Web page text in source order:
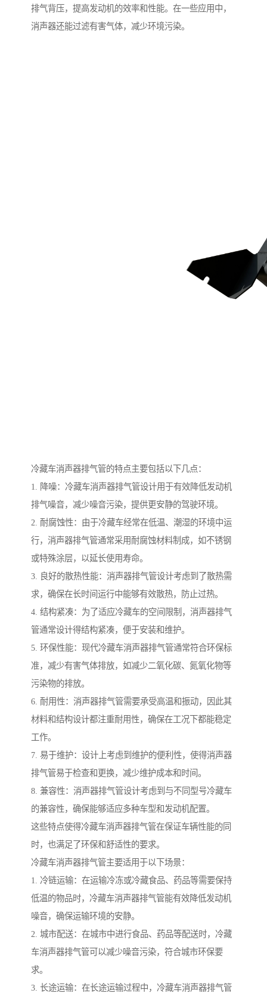
排气背压，提高发动机的效率和性能。在一些应用中，
消声器还能过滤有害气体，减少环境污染。
冷藏车消声器排气管的特点主要包括以下几点：
1. 降噪：冷藏车消声器排气管设计用于有效降低发动机
排气噪音，减少噪音污染，提供更安静的驾驶环境。
2. 耐腐蚀性：由于冷藏车经常在低温、潮湿的环境中运
行，消声器排气管通常采用耐腐蚀材料制成，如不锈钢
或特殊涂层，以延长使用寿命。
3. 良好的散热性能：消声器排气管设计考虑到了散热需
求，确保在长时间运行中能够有效散热，防止过热。
4. 结构紧凑：为了适应冷藏车的空间限制，消声器排气
管通常设计得结构紧凑，便于安装和维护。
5. 环保性能：现代冷藏车消声器排气管通常符合环保标
准，减少有害气体排放，如减少二氧化碳、氮氧化物等
污染物的排放。
6. 耐用性：消声器排气管需要承受高温和振动，因此其
材料和结构设计都注重耐用性，确保在工况下都能稳定
工作。
7. 易于维护：设计上考虑到维护的便利性，使得消声器
排气管易于检查和更换，减少维护成本和时间。
8. 兼容性：消声器排气管设计考虑到与不同型号冷藏车
的兼容性，确保能够适应多种车型和发动机配置。
这些特点使得冷藏车消声器排气管在保证车辆性能的同
时，也满足了环保和舒适性的要求。
冷藏车消声器排气管主要适用于以下场景：
1. 冷链运输：在运输冷冻或冷藏食品、药品等需要保持
低温的物品时，冷藏车消声器排气管能有效降低发动机
噪音，确保运输环境的安静。
2. 城市配送：在城市中进行食品、药品等配送时，冷藏
车消声器排气管可以减少噪音污染，符合城市环保要
求。
3. 长途运输：在长途运输过程中，冷藏车消声器排气管